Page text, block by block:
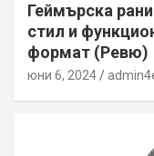
Геймърска
стил и
формат (Ревю)
юни 6, 2024